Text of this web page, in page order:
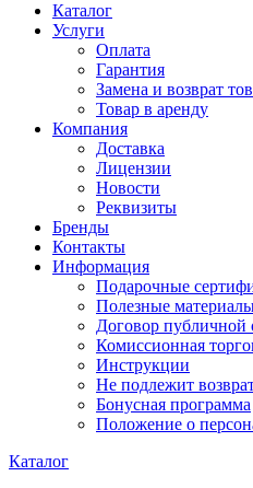
Каталог
Услуги
Оплата
Гарантия
Замена и возврат
Товар в аренду
Компания
Доставка
Лицензии
Новости
Реквизиты
Бренды
Контакты
Информация
Подарочные
Полезные
Договор публичной
Комиссионная
Инструкции
Не подлежит
Бонусная программа
Положение о
Каталог